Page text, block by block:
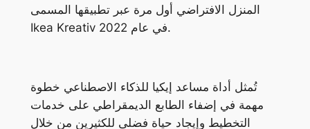
المنزل الافتراضي أول مرة عبر تطبيقها المسمى
Ikea Kreativ في عام 2022.
تُمثل أداة مساعد إيكيا للذكاء الاصطناعي خطوة
مهمة في إضفاء الطابع الديمقراطي على خدمات
التخطيط وإيجاد حياة فضلى للكثيرين من خلال